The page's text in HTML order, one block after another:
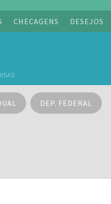
CHECAGENS DESEJOS
DEP. FEDERAL